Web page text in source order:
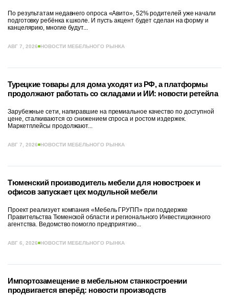
По результатам недавнего опроса «Авито», 52% родителей уже начали
подготовку ребёнка к школе. И пусть акцент будет сделан на форму и
канцелярию, многие будут...
АВГ 7, 2026 НОВОСТИ МЕБЕЛЬНОГО РЫНКА
Турецкие товары для дома уходят из РФ, а платформы
продолжают работать со складами и ИИ: новости ретейла
Зарубежные сети, напиравшие на премиальное качество по доступной
цене, сталкиваются со снижением спроса и ростом издержек.
Маркетплейсы продолжают...
АВГ 7, 2026 НОВОСТИ МЕБЕЛЬНОГО РЫНКА
Тюменский производитель мебели для новостроек и
офисов запускает цех модульной мебели
Проект реализует компания «Мебель ГРУПП» при поддержке
Правительства Тюменской области и регионального Инвестиционного
агентства. Ведомство помогло предприятию...
АВГ 6, 2026 НОВОСТИ МЕБЕЛЬНОГО РЫНКА
Импортозамещение в мебельном станкостроении
продвигается вперёд: новости производств